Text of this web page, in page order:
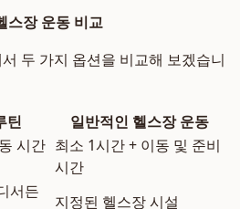
스장 운동 비교
두 가지 옵션을 비교해 보겠습니
틴
일반적인 헬스장 운동
시간 최소 1시간 + 이동 및 준비
시간
서든
지정된 헬스장 시설